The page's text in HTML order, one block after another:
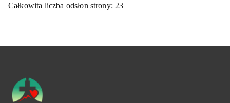
Całkowita liczba odsłon strony: 23